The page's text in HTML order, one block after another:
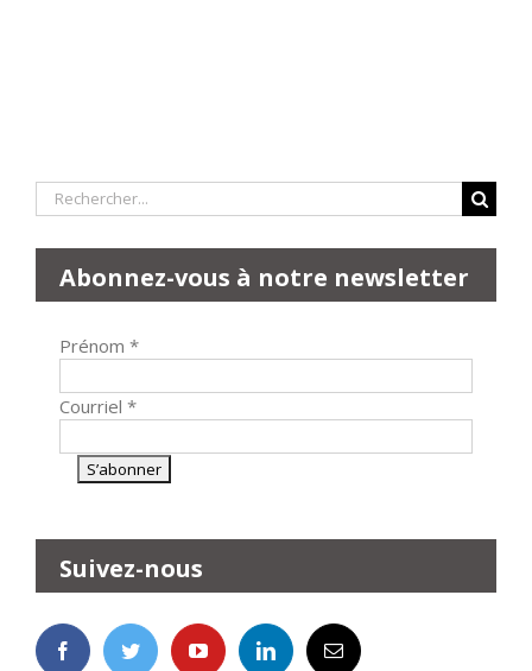
Rechercher:
Abonnez-vous à notre newsletter
Prénom *
Courriel *
Suivez-nous